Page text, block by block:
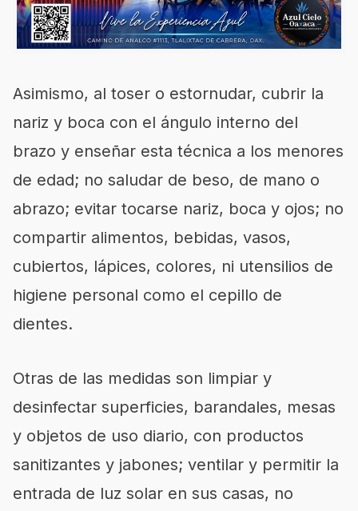
Asimismo, al toser o estornudar, cubrir la
nariz y boca con el ángulo interno del
brazo y enseñar esta técnica a los menores
de edad; no saludar de beso, de mano o
abrazo; evitar tocarse nariz, boca y ojos; no
compartir alimentos, bebidas, vasos,
cubiertos, lápices, colores, ni utensilios de
higiene personal como el cepillo de
dientes.
Otras de las medidas son limpiar y
desinfectar superficies, barandales, mesas
y objetos de uso diario, con productos
sanitizantes y jabones; ventilar y permitir la
entrada de luz solar en sus casas, no